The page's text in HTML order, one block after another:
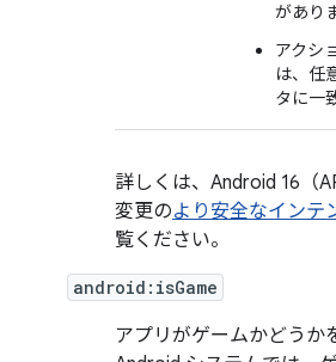
があり
アクシ
は、任
タに一
詳しくは、Android 16（
変更のより安全なインテ
覧ください。
android:isGame
アプリがゲームかどうか